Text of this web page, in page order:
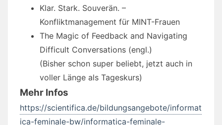
Klar. Stark. Souverän. –
Konfliktmanagement für MINT-Frauen
The Magic of Feedback and Navigating
Difficult Conversations (engl.)
(Bisher schon super beliebt, jetzt auch in
voller Länge als Tageskurs)
Mehr Infos
https://scientifica.de/bildungsangebote/informat
ica-feminale-bw/informatica-feminale-